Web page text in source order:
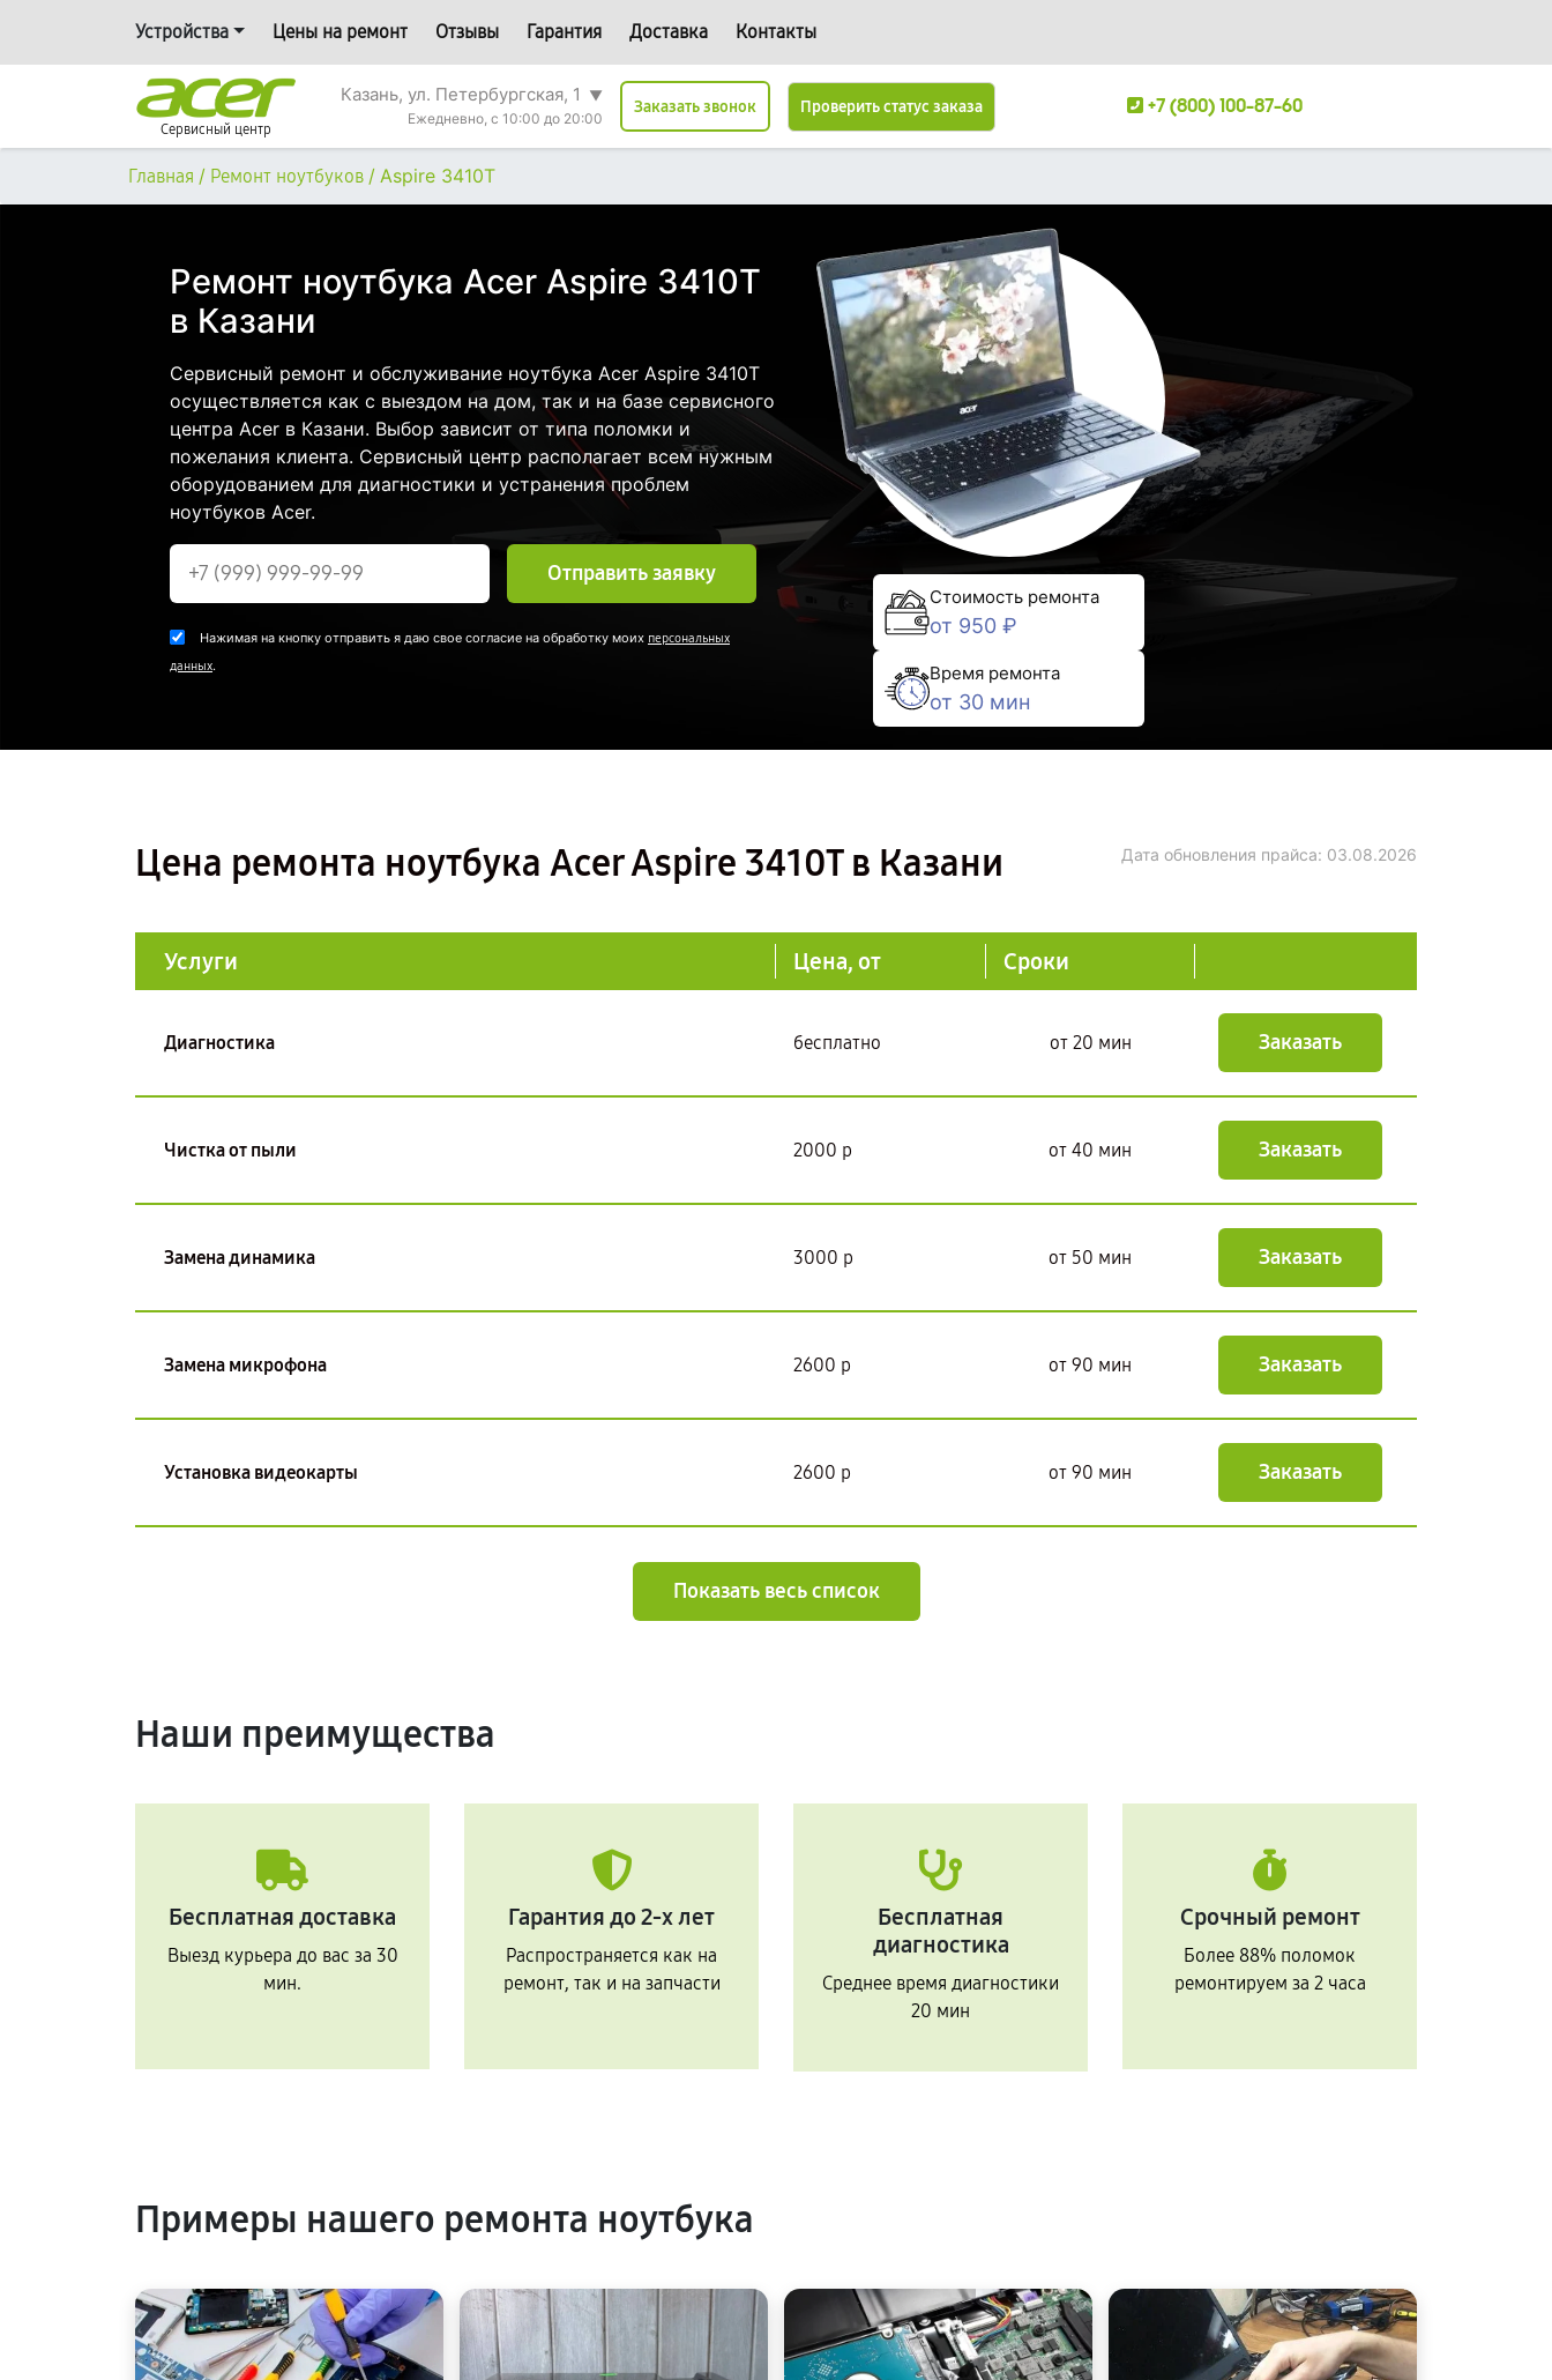
Устройства Цены на ремонт Отзывы Гарантия Доставка Контакты
Сервисный центр
Казань, ул. Петербургская, 1
▼
Ежедневно, с 10:00 до 20:00
Заказать звонок Проверить статус заказа +7 (800) 100-87-60
Главная / Ремонт ноутбуков / Aspire 3410T
Ремонт ноутбука Acer Aspire 3410T
в Казани
Сервисный ремонт и обслуживание ноутбука Acer Aspire 3410T
осуществляется как с выездом на дом, так и на базе сервисного
центра Acer в Казани. Выбор зависит от типа поломки и
пожелания клиента. Сервисный центр располагает всем нужным
оборудованием для диагностики и устранения проблем
ноутбуков Acer.
Отправить заявку
Нажимая на кнопку отправить я даю свое согласие на обработку моих персональных
данных.
Стоимость ремонта
от 950 ₽
Время ремонта
от 30 мин
Цена ремонта ноутбука Acer Aspire 3410T в Казани Дата обновления прайса: 03.08.2026
Услуги Цена, от Сроки
Диагностика бесплатно от 20 мин Заказать
Чистка от пыли 2000 р от 40 мин Заказать
Замена динамика 3000 р от 50 мин Заказать
Замена микрофона 2600 р от 90 мин Заказать
Установка видеокарты 2600 р от 90 мин Заказать
Показать весь список
Наши преимущества
Бесплатная доставка
Выезд курьера до вас за 30
мин.
Гарантия до 2-х лет
Распространяется как на
ремонт, так и на запчасти
Бесплатная
диагностика
Среднее время диагностики
20 мин
Срочный ремонт
Более 88% поломок
ремонтируем за 2 часа
Примеры нашего ремонта ноутбука